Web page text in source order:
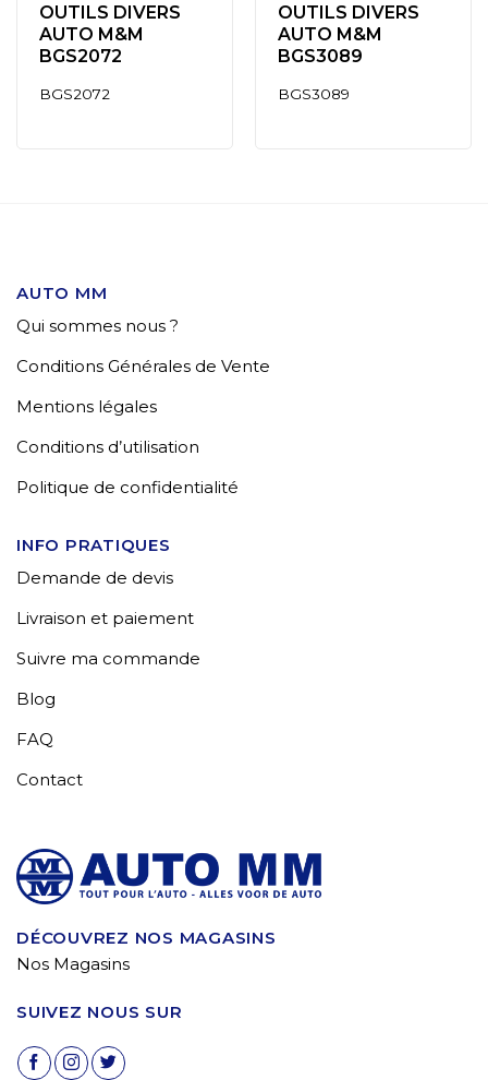
OUTILS DIVERS
AUTO M&M
BGS2072
BGS2072
OUTILS DIVERS
AUTO M&M
BGS3089
BGS3089
AUTO MM
Qui sommes nous ?
Conditions Générales de Vente
Mentions légales
Conditions d’utilisation
Politique de confidentialité
INFO PRATIQUES
Demande de devis
Livraison et paiement
Suivre ma commande
Blog
FAQ
Contact
DÉCOUVREZ NOS MAGASINS
Nos Magasins
SUIVEZ NOUS SUR